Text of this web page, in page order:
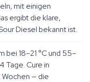
mit einigen
ergibt die klare,
Diesel bekannt ist.
bei 18–21 °C und 55–
Tage. Cure in
— die